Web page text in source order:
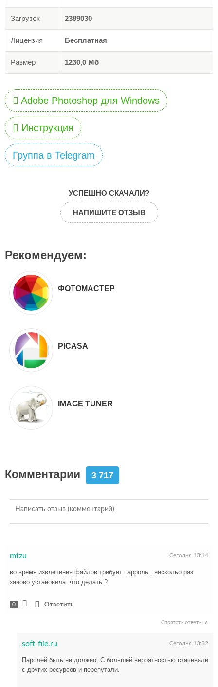
Загрузок 2389030
Лицензия Бесплатная
Размер 1230,0 Мб
Adobe Photoshop для Windows
Инструкция
Группа в Telegram
УСПЕШНО СКАЧАЛИ?
НАПИШИТЕ ОТЗЫВ
Рекомендуем:
ФОТОМАСТЕР
PICASA
IMAGE TUNER
Комментарии 3 717
mtzu Сегодня 13:14
во время извлечения файлов требует парроль . нескольо раз
заново установила. что делать ?
0 Ответить
Спрятать ответы ∧
soft-file.ru Сегодня 13:32
Паролей быть не должно. С большей вероятностью скачивали
с других ресурсов и перепутали.